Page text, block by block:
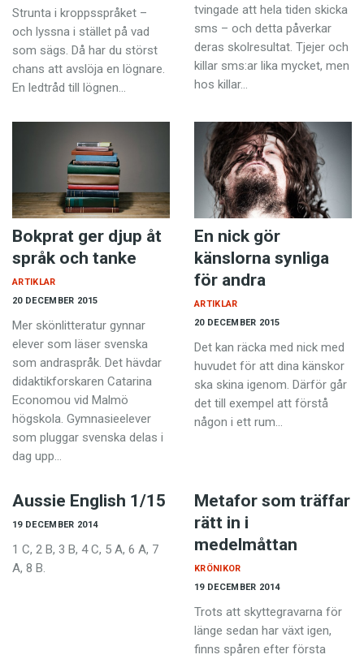
Strunta i kroppsspråket –
och lyssna i stället på vad
som sägs. Då har du störst
chans att avslöja en lögnare.
En ledtråd till lögnen…
tvingade att hela tiden skicka
sms – och detta påverkar
deras skolresultat. Tjejer och
killar sms:ar lika mycket, men
hos killar…
Bokprat ger djup åt
språk och tanke
20 DECEMBER 2015
ARTIKLAR
Mer skönlitteratur gynnar
elever som läser svenska
som andraspråk. Det hävdar
didaktikforskaren Catarina
Economou vid Malmö
högskola. Gymnasieelever
som pluggar svenska delas i
dag upp…
En nick gör
känslorna synliga
för andra
20 DECEMBER 2015
ARTIKLAR
Det kan räcka med nick med
huvudet för att dina känskor
ska skina igenom. Därför går
det till exempel att förstå
någon i ett rum…
Aussie English 1/15
19 DECEMBER 2014
1 C, 2 B, 3 B, 4 C, 5 A, 6 A, 7
A, 8 B.
Metafor som träffar
rätt in i
medelmåttan
19 DECEMBER 2014
KRÖNIKOR
Trots att skyttegravarna för
länge sedan har växt igen,
finns spåren efter första